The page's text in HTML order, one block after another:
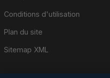
Conditions d'utilisation
Plan du site
Sitemap XML